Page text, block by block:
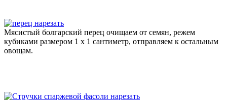
Мясистый болгарский перец очищаем от семян, режем
кубиками размером 1 х 1 сантиметр, отправляем к остальным
овощам.